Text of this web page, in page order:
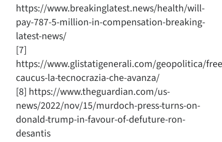
https://www.breakinglatest.news/health/will-
pay-787-5-million-in-compensation-breaking-
latest-news/
[7]
https://www.glistatigenerali.com/geopolitica/
caucus-la-tecnocrazia-che-avanza/
[8] https://www.theguardian.com/us-
news/2022/nov/15/murdoch-press-turns-on-
donald-trump-in-favour-of-defuture-ron-
desantis